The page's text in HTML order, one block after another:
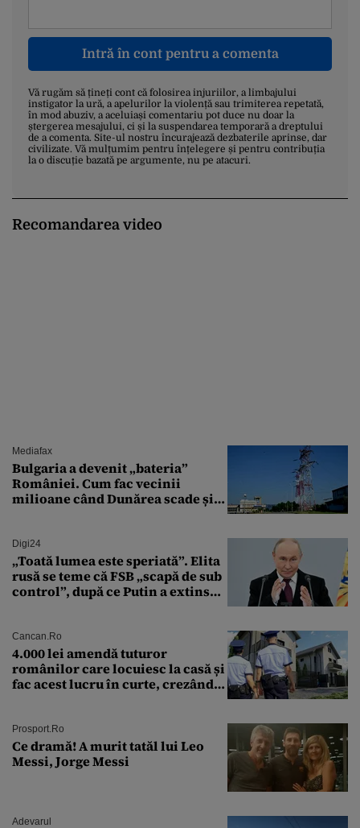
Intră în cont pentru a comenta
Vă rugăm să țineți cont că folosirea injuriilor, a limbajului
instigator la ură, a apelurilor la violență sau trimiterea repetată,
în mod abuziv, a aceluiași comentariu pot duce nu doar la
ștergerea mesajului, ci și la suspendarea temporară a dreptului
de a comenta. Site-ul nostru încurajează dezbaterile aprinse, dar
civilizate. Vă mulțumim pentru înțelegere și pentru contribuția
la o discuție bazată pe argumente, nu pe atacuri.
Recomandarea video
Mediafax
Bulgaria a devenit „bateria”
României. Cum fac vecinii
milioane când Dunărea scade și
Digi24
„Toată lumea este speriată”. Elita
rusă se teme că FSB „scapă de sub
control”, după ce Putin a extins
Cancan.ro
4.000 lei amendă tuturor
românilor care locuiesc la casă și
fac acest lucru în curte, crezând
Prosport.ro
Ce dramă! A murit tatăl lui Leo
Messi, Jorge Messi
Adevarul